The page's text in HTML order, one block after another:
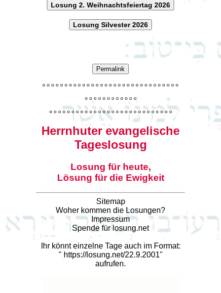
Losung 2. Weihnachtsfeiertag 2026
Losung Silvester 2026
Permalink
o o o o o o o o o o o o o o o o o o o o o o o o o o o o o o o
o o o o o o o o o o o o
o o o o o o o o o o o o o o o o o o o o o o o o o o o o
Herrnhuter evangelische
Tageslosung
Losung für heute,
Lösung für die Ewigkeit
Sitemap
Woher kommen die Losungen?
Impressum
Spende für losung.net
Ihr könnt einzelne Tage auch im Format:
" https://losung.net/22.9.2001"
aufrufen.